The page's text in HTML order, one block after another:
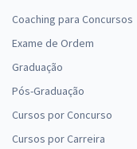
Coaching para Concursos
Exame de Ordem
Graduação
Pós-Graduação
Cursos por Concurso
Cursos por Carreira